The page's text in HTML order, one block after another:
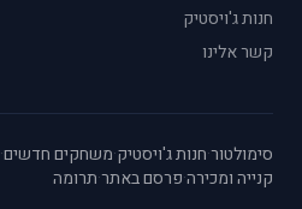
חנות ג'ויסטיק
קשר אלינו
סימולטור·חנות ג'ויסטיק·משחקים חדשים·
קנייה ומכירה·פרסם באתר·תרומה